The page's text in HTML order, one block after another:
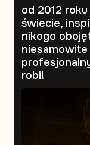
od 2012
świecie,
nikogo
robi!